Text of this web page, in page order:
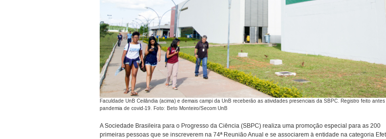
Faculdade UnB Ceilândia (acima) e demais campi da UnB receberão as atividades presenciais da SBPC. Registro feito
pandemia de covid-19. Foto: Beto Monteiro/Secom UnB
A Sociedade Brasileira para o Progresso da Ciência (SBPC) realiza uma promoção especial para as 200
primeiras pessoas que se inscreverem na 74ª Reunião Anual e se associarem à entidade na categoria